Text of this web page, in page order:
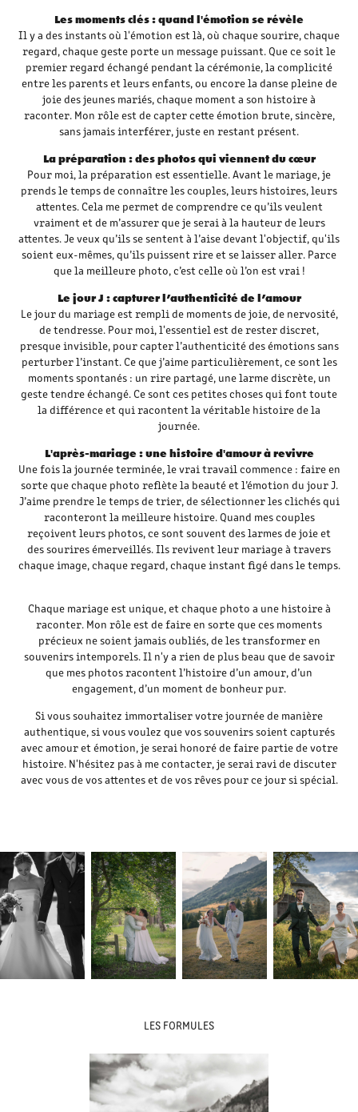
Les moments clés : quand l'émotion se révèle
Il y a des instants où l'émotion est là, où chaque sourire, chaque
regard, chaque geste porte un message puissant. Que ce soit le
premier regard échangé pendant la cérémonie, la complicité
entre les parents et leurs enfants, ou encore la danse pleine de
joie des jeunes mariés, chaque moment a son histoire à
raconter. Mon rôle est de capter cette émotion brute, sincère,
sans jamais interférer, juste en restant présent.
La préparation : des photos qui viennent du cœur
Pour moi, la préparation est essentielle. Avant le mariage, je
prends le temps de connaître les couples, leurs histoires, leurs
attentes. Cela me permet de comprendre ce qu’ils veulent
vraiment et de m’assurer que je serai à la hauteur de leurs
attentes. Je veux qu’ils se sentent à l’aise devant l'objectif, qu'ils
soient eux-mêmes, qu’ils puissent rire et se laisser aller. Parce
que la meilleure photo, c’est celle où l’on est vrai !
Le jour J : capturer l’authenticité de l’amour
Le jour du mariage est rempli de moments de joie, de nervosité,
de tendresse. Pour moi, l'essentiel est de rester discret,
presque invisible, pour capter l’authenticité des émotions sans
perturber l’instant. Ce que j’aime particulièrement, ce sont les
moments spontanés : un rire partagé, une larme discrète, un
geste tendre échangé. Ce sont ces petites choses qui font toute
la différence et qui racontent la véritable histoire de la
journée.
L'après-mariage : une histoire d'amour à revivre
Une fois la journée terminée, le vrai travail commence : faire en
sorte que chaque photo reflète la beauté et l’émotion du jour J.
J’aime prendre le temps de trier, de sélectionner les clichés qui
raconteront la meilleure histoire. Quand mes couples
reçoivent leurs photos, ce sont souvent des larmes de joie et
des sourires émerveillés. Ils revivent leur mariage à travers
chaque image, chaque regard, chaque instant figé dans le temps.
Chaque mariage est unique, et chaque photo a une histoire à
raconter. Mon rôle est de faire en sorte que ces moments
précieux ne soient jamais oubliés, de les transformer en
souvenirs intemporels. Il n'y a rien de plus beau que de savoir
que mes photos racontent l’histoire d’un amour, d’un
engagement, d’un moment de bonheur pur.
Si vous souhaitez immortaliser votre journée de manière
authentique, si vous voulez que vos souvenirs soient capturés
avec amour et émotion, je serai honoré de faire partie de votre
histoire. N'hésitez pas à me contacter, je serai ravi de discuter
avec vous de vos attentes et de vos rêves pour ce jour si spécial.
LES FORMULES